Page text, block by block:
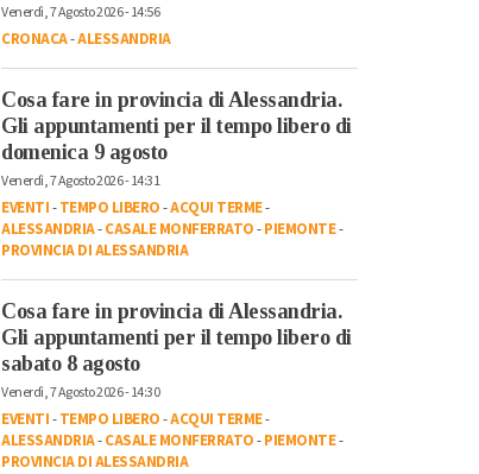
Venerdì, 7 Agosto 2026 - 14:56
CRONACA-ALESSANDRIA
Cosa fare in provincia di Alessandria.
Gli appuntamenti per il tempo libero di
domenica 9 agosto
Venerdì, 7 Agosto 2026 - 14:31
EVENTI-TEMPO LIBERO-ACQUI TERME-
ALESSANDRIA-CASALE MONFERRATO-PIEMONTE-
PROVINCIA DI ALESSANDRIA
Cosa fare in provincia di Alessandria.
Gli appuntamenti per il tempo libero di
sabato 8 agosto
Venerdì, 7 Agosto 2026 - 14:30
EVENTI-TEMPO LIBERO-ACQUI TERME-
ALESSANDRIA-CASALE MONFERRATO-PIEMONTE-
PROVINCIA DI ALESSANDRIA